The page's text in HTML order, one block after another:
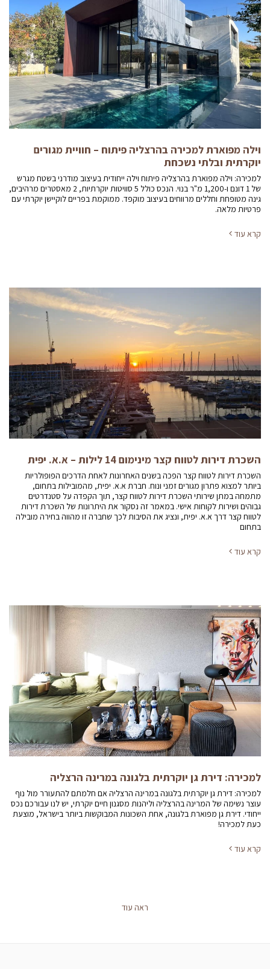
וילה מפוארת למכירה בהרצליה פיתוח – חוויית מגורים
יוקרתית ובלתי נשכחת
למכירה: וילה מפוארת בהרצליה פיתוח וילה ייחודית בעיצוב מודרני בשטח מגרש
של 1 דונם ו-1,200 מ"ר בנוי. הנכס כולל 5 סוויטות יוקרתיות, 2 מאסטרים מרהיבים,
גינה מטופחת וחללים מרווחים בעיצוב מוקפד. ממוקמת בפריים לוקיישן יוקרתי עם
פרטיות מלאה.
קרא עוד
השכרת דירות לטווח קצר מינימום 14 לילות – א.א. יפית
השכרת דירות לטווח קצר הפכה בשנים האחרונות לאחת הדרכים הפופולריות
ביותר למצוא פתרון מגורים זמני ונוח. חברת א.א. יפית, מהמובילות בתחום,
מתמחה במתן שירותי השכרת דירות לטווח קצר, תוך הקפדה על סטנדרטים
גבוהים ושירות לקוחות אישי. במאמר זה נסקור את היתרונות של השכרת דירות
לטווח קצר דרך א.א. יפית, ונציג את הסיבות לכך שחברה זו מהווה בחירה מובילה
בתחום
קרא עוד
למכירה: דירת גן יוקרתית בלגונה במרינה הרצליה
למכירה: דירת גן יוקרתית בלגונה במרינה הרצליה אם חלמתם להתעורר מול נוף
עוצר נשימה של המרינה בהרצליה וליהנות מסגנון חיים יוקרתי, יש לנו עבורכם נכס
ייחודי. דירת גן מפוארת בלגונה, אחת השכונות המבוקשות ביותר בישראל, מוצעת
כעת למכירה!
קרא עוד
ראה עוד